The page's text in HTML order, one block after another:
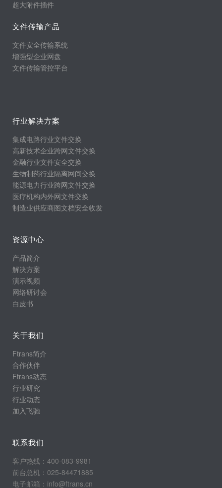
超大附件插件
文件传输产品
文件安全传输系统
增强型企业网盘
文件传输管控平台
行业解决方案
集成电路行业文件交换
高新技术企业跨网文件交换
金融行业文件安全交换
生物制药行业隔离网间交换
能源电力行业跨网文件交换
医疗机构内外网文件交换
制造业供应商图文档安全收发
资源中心
产品简介
解决方案
演示视频
网络研讨会
白皮书
关于我们
Ftrans简介
合作伙伴
Ftrans动态
行业研究
行业动态
加入飞驰
联系我们
客户热线：400-083-9981
前台总机：025-84471885
电子邮箱：info@ftrans.cn